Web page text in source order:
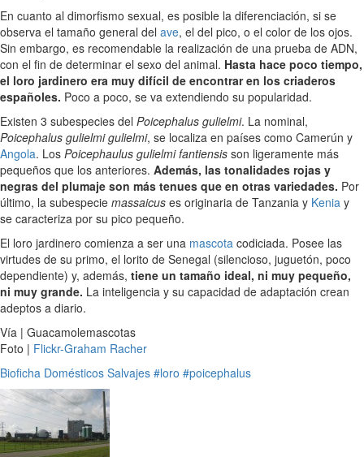
En cuanto al dimorfismo sexual, es posible la diferenciación, si se
observa el tamaño general del ave, el del pico, o el color de los ojos.
Sin embargo, es recomendable la realización de una prueba de ADN,
con el fin de determinar el sexo del animal. Hasta hace poco tiempo,
el loro jardinero era muy difícil de encontrar en los criaderos
españoles. Poco a poco, se va extendiendo su popularidad.
Existen 3 subespecies del Poicephalus gulielmi. La nominal,
Poicephalus gulielmi gulielmi, se localiza en países como Camerún y
Angola. Los Poicephaulus gulielmi fantiensis son ligeramente más
pequeños que los anteriores. Además, las tonalidades rojas y
negras del plumaje son más tenues que en otras variedades. Por
último, la subespecie massaicus es originaria de Tanzania y Kenia y
se caracteriza por su pico pequeño.
El loro jardinero comienza a ser una mascota codiciada. Posee las
virtudes de su primo, el lorito de Senegal (silencioso, juguetón, poco
dependiente) y, además, tiene un tamaño ideal, ni muy pequeño,
ni muy grande. La inteligencia y su capacidad de adaptación crean
adeptos a diario.
Vía | Guacamolemascotas
Foto | Flickr-Graham Racher
Bioficha Domésticos Salvajes #loro #poicephalus